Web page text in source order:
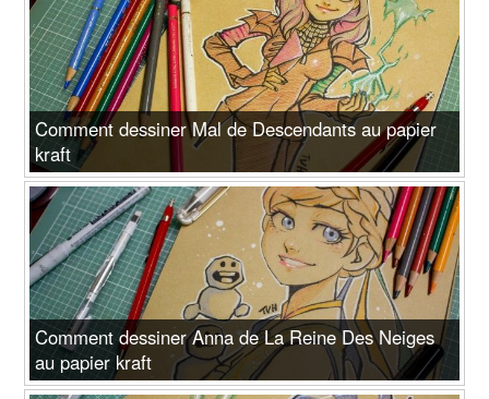
Comment dessiner Mal de Descendants au papier
kraft
Comment dessiner Anna de La Reine Des Neiges
au papier kraft